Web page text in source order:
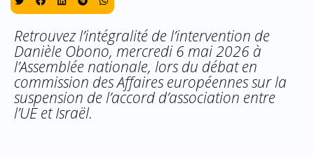
Retrouvez l’intégralité de l’intervention de
Danièle Obono, mercredi 6 mai 2026 à
l’Assemblée nationale, lors du débat en
commission des Affaires européennes sur la
suspension de l’accord d’association entre
l’UE et Israël.